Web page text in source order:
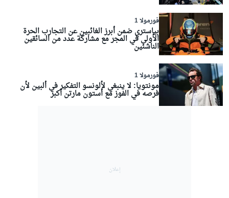
فورمولا 1
بياستري ضمن أبرز الغائبين عن التجارب الحرة
الأولى في المجر مع مشاركة عدد من السائقين
الناشئين
فورمولا 1
مونتويا: لا ينبغي لألونسو التفكير في ألبين لأن
فرصه في الفوز مع أستون مارتن أكبر